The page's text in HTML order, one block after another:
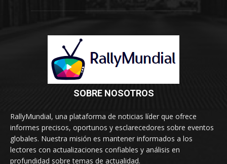
SOBRE NOSOTROS
RallyMundial, una plataforma de noticias líder que ofrece
informes precisos, oportunos y esclarecedores sobre eventos
globales. Nuestra misión es mantener informados a los
lectores con actualizaciones confiables y análisis en
profundidad sobre temas de actualidad.